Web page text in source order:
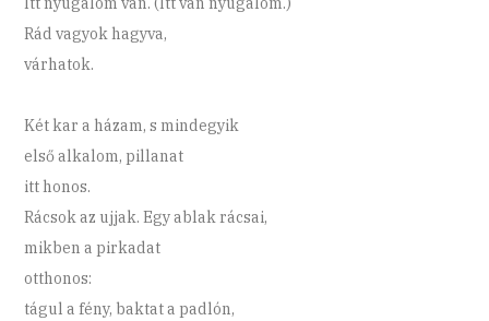
Rád vagyok hagyva,
várhatok.
Két kar a házam, s mindegyik
első alkalom, pillanat
itt honos.
Rácsok az ujjak. Egy ablak rácsai,
mikben a pirkadat
otthonos:
tágul a fény, baktat a padlón,